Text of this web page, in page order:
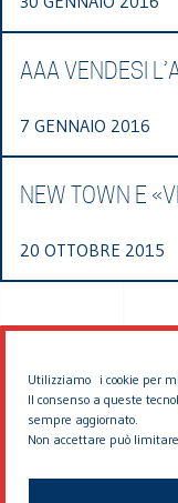
Utilizziamo i cookie per
Il consenso a queste
sempre aggiornato.
Non accettare può
AAA VENDESI
7 GENNAIO 2016
NEW TOWN E
20 OTTOBRE 2015